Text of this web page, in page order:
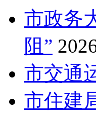
市政务
阻”
市交通
市住建